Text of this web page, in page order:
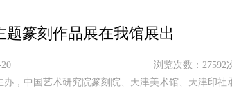
题篆刻作品展在我馆展出
浏览次数：27592
办，中国艺术研究院篆刻院、天津美术馆、天津印